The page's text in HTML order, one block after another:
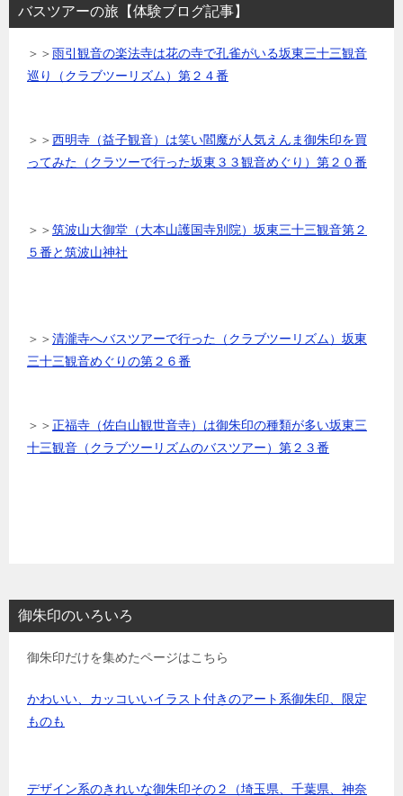
バスツアーの旅【体験ブログ記事】
＞＞雨引観音の楽法寺は花の寺で孔雀がいる坂東三十三観音
巡り（クラブツーリズム）第２４番
＞＞西明寺（益子観音）は笑い閻魔が人気えんま御朱印を買
ってみた（クラツーで行った坂東３３観音めぐり）第２０番
＞＞筑波山大御堂（大本山護国寺別院）坂東三十三観音第２
５番と筑波山神社
＞＞清瀧寺へバスツアーで行った（クラブツーリズム）坂東
三十三観音めぐりの第２６番
＞＞正福寺（佐白山観世音寺）は御朱印の種類が多い坂東三
十三観音（クラブツーリズムのバスツアー）第２３番
御朱印のいろいろ
御朱印だけを集めたページはこちら
かわいい、カッコいいイラスト付きのアート系御朱印、限定
ものも
デザイン系のきれいな御朱印その２（埼玉県、千葉県、神奈